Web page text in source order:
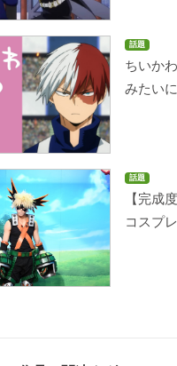
話題
ちいか
みたい
話題
【完成
コスプ